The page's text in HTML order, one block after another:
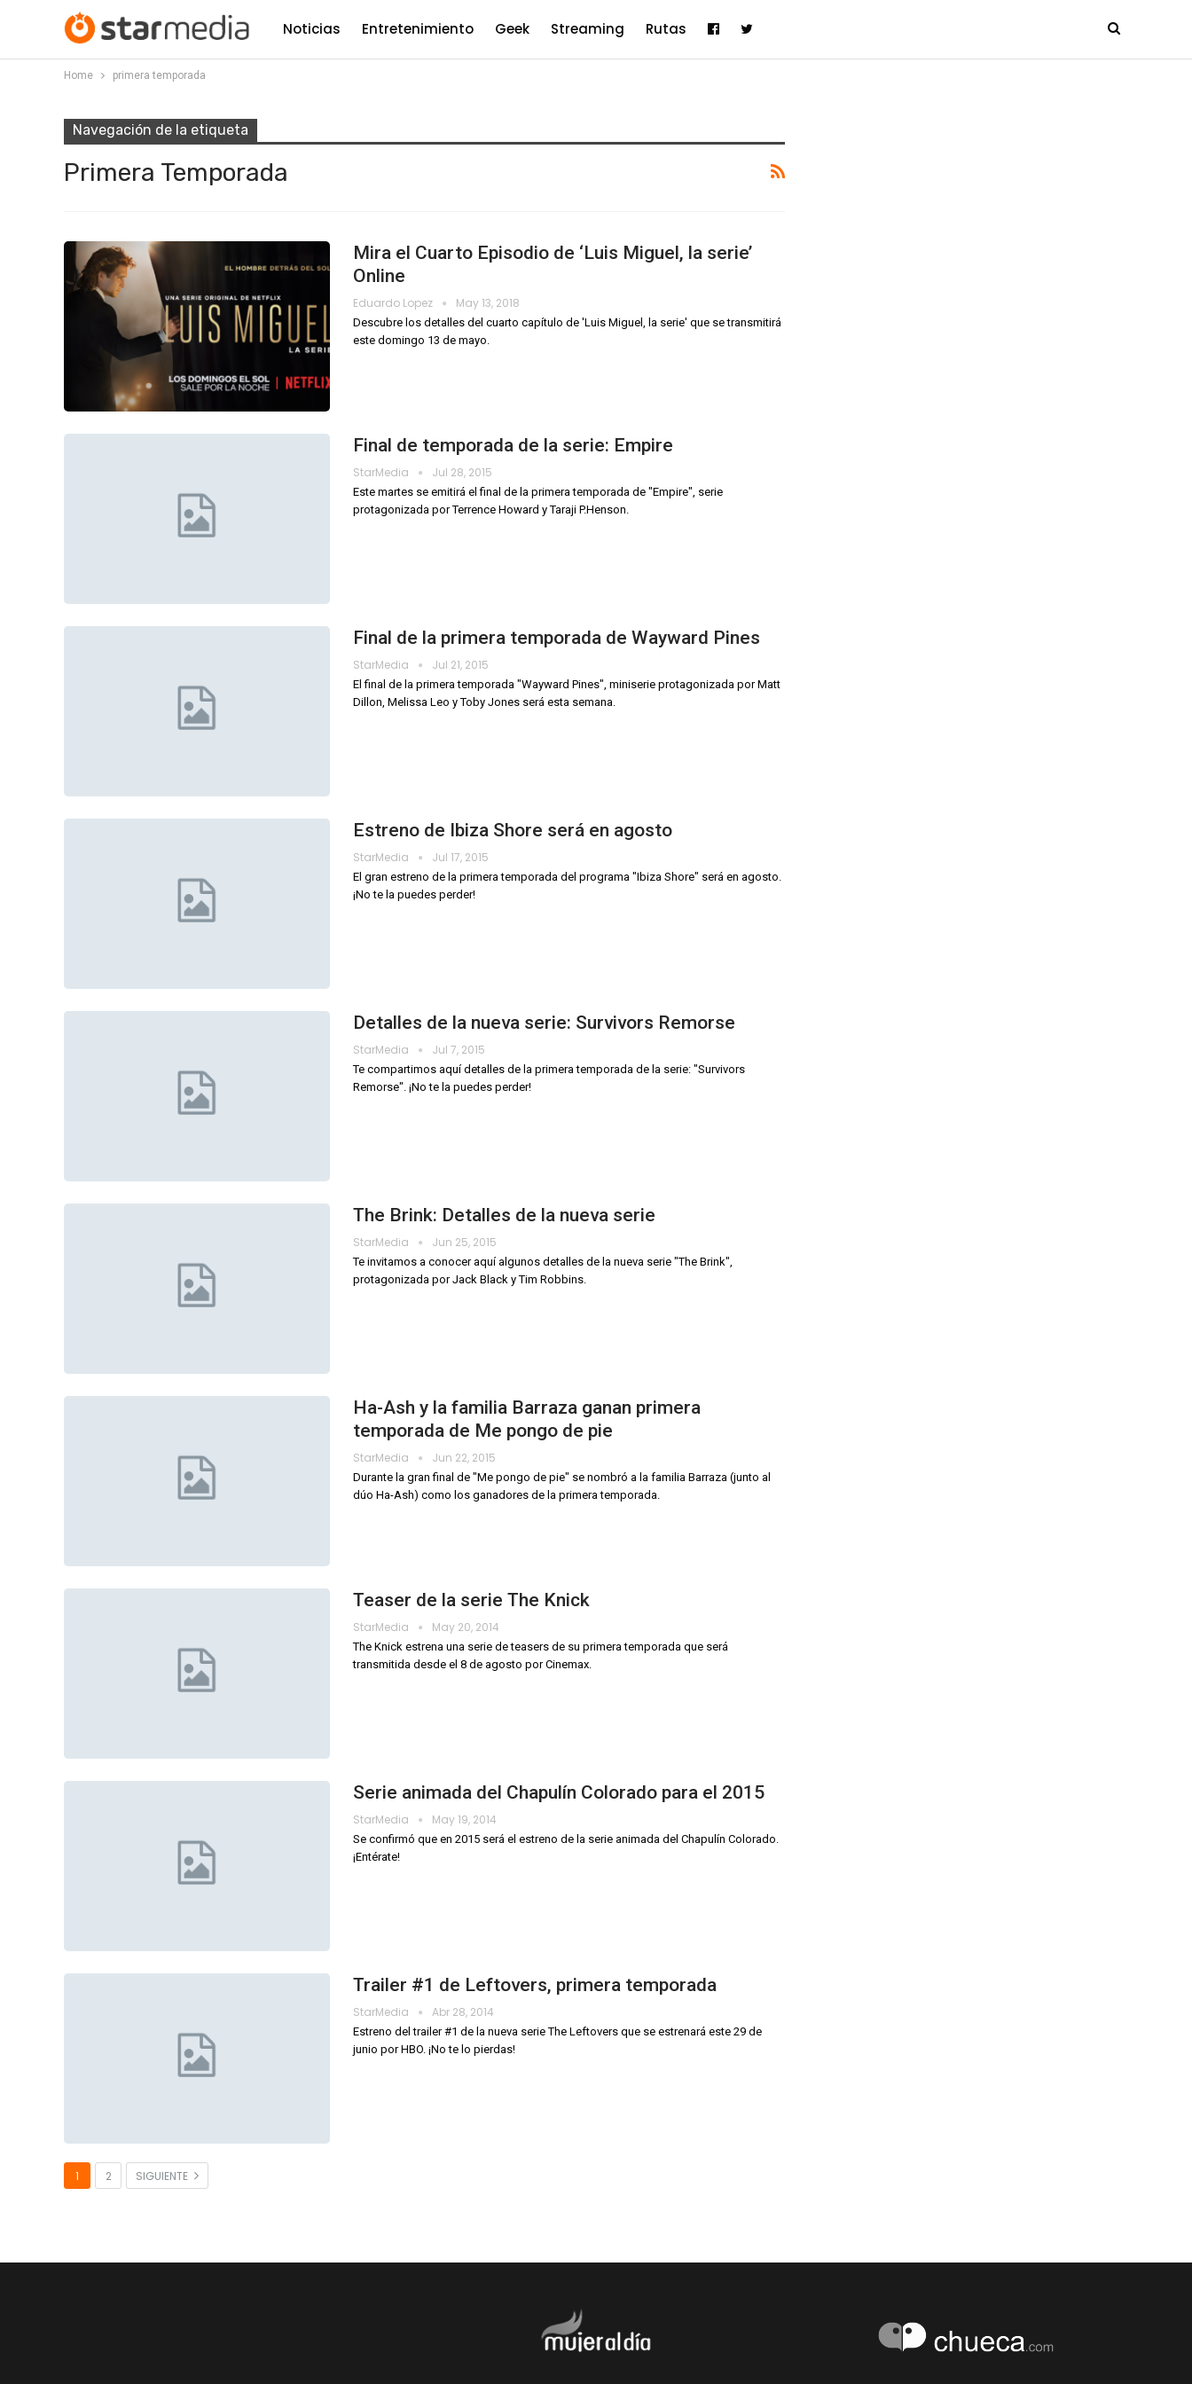
Noticias Entretenimiento Geek Streaming Rutas
Home primera temporada
Navegación de la etiqueta
Primera Temporada
Mira el Cuarto Episodio de ‘Luis Miguel, la serie’
Online
Eduardo Lopez May 13, 2018
Descubre los detalles del cuarto capítulo de 'Luis Miguel, la serie' que se transmitirá
este domingo 13 de mayo.
Final de temporada de la serie: Empire
StarMedia Jul 28, 2015
Este martes se emitirá el final de la primera temporada de "Empire", serie
protagonizada por Terrence Howard y Taraji P.Henson.
Final de la primera temporada de Wayward Pines
StarMedia Jul 21, 2015
El final de la primera temporada "Wayward Pines", miniserie protagonizada por Matt
Dillon, Melissa Leo y Toby Jones será esta semana.
Estreno de Ibiza Shore será en agosto
StarMedia Jul 17, 2015
El gran estreno de la primera temporada del programa "Ibiza Shore" será en agosto.
¡No te la puedes perder!
Detalles de la nueva serie: Survivors Remorse
StarMedia Jul 7, 2015
Te compartimos aquí detalles de la primera temporada de la serie: "Survivors
Remorse". ¡No te la puedes perder!
The Brink: Detalles de la nueva serie
StarMedia Jun 25, 2015
Te invitamos a conocer aquí algunos detalles de la nueva serie "The Brink",
protagonizada por Jack Black y Tim Robbins.
Ha-Ash y la familia Barraza ganan primera
temporada de Me pongo de pie
StarMedia Jun 22, 2015
Durante la gran final de "Me pongo de pie" se nombró a la familia Barraza (junto al
dúo Ha-Ash) como los ganadores de la primera temporada.
Teaser de la serie The Knick
StarMedia May 20, 2014
The Knick estrena una serie de teasers de su primera temporada que será
transmitida desde el 8 de agosto por Cinemax.
Serie animada del Chapulín Colorado para el 2015
StarMedia May 19, 2014
Se confirmó que en 2015 será el estreno de la serie animada del Chapulín Colorado.
¡Entérate!
Trailer #1 de Leftovers, primera temporada
StarMedia Abr 28, 2014
Estreno del trailer #1 de la nueva serie The Leftovers que se estrenará este 29 de
junio por HBO. ¡No te lo pierdas!
1 2 SIGUIENTE